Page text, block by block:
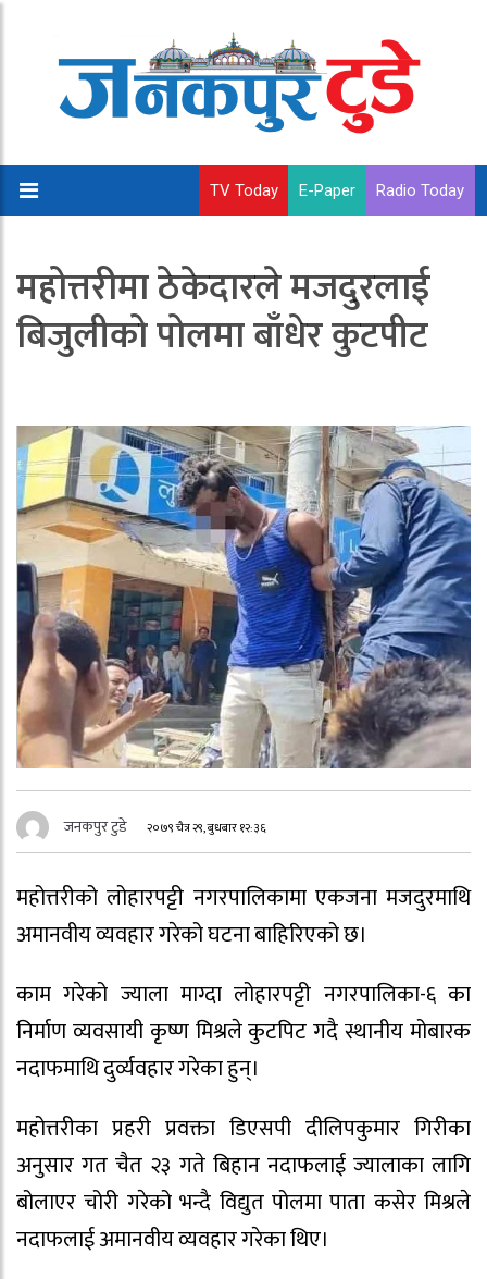
TV Today E-Paper Radio Today
महोत्तरीमा ठेकेदारले मजदुरलाई
बिजुलीको पोलमा बाँधेर कुटपीट
जनकपुर टुडे २०७९ चैत्र २९, बुधबार १२:३६
महोत्तरीको लोहारपट्टी नगरपालिकामा एकजना मजदुरमाथि
अमानवीय व्यवहार गरेको घटना बाहिरिएको छ।
काम गरेको ज्याला माग्दा लोहारपट्टी नगरपालिका-६ का
निर्माण व्यवसायी कृष्ण मिश्रले कुटपिट गदै स्थानीय मोबारक
नदाफमाथि दुर्व्यवहार गरेका हुन्।
महोत्तरीका प्रहरी प्रवक्ता डिएसपी दीलिपकुमार गिरीका
अनुसार गत चैत २३ गते बिहान नदाफलाई ज्यालाका लागि
बोलाएर चोरी गरेको भन्दै विद्युत पोलमा पाता कसेर मिश्रले
नदाफलाई अमानवीय व्यवहार गरेका थिए।